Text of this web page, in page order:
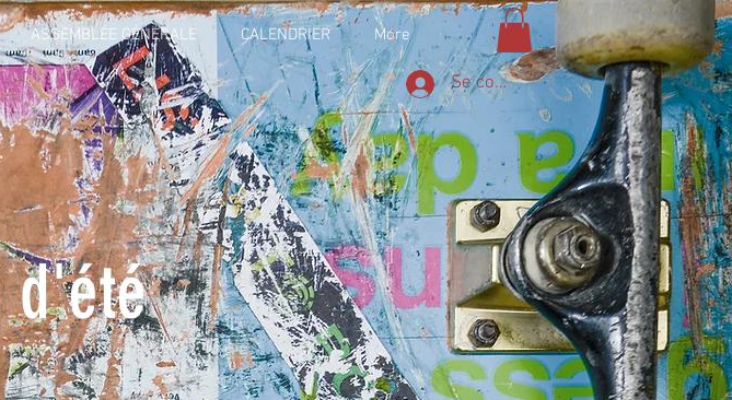
ASSEMBLÉE GÉNÉRALE CALENDRIER More
Se connecter
d'été